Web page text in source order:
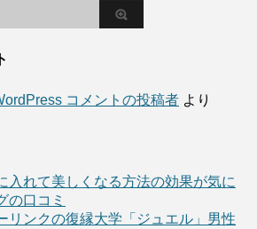
コメントの投稿者 より
入れて美しくなる方法の効果が気に
の口コミ
リンクの復縁大学「ジュエル」男性